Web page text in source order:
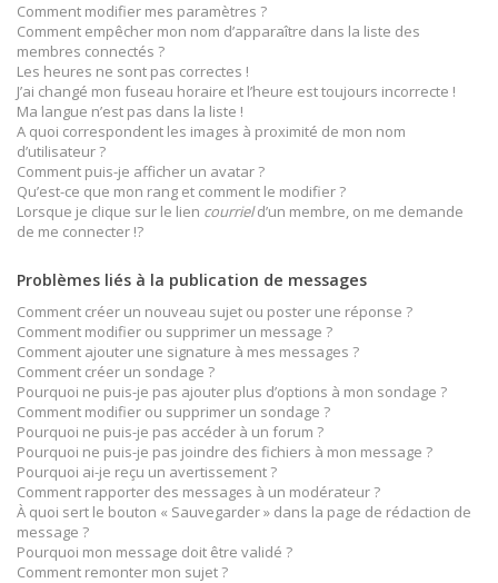
Comment modifier mes paramètres ?
Comment empêcher mon nom d’apparaître dans la liste des
membres connectés ?
Les heures ne sont pas correctes !
J’ai changé mon fuseau horaire et l’heure est toujours incorrecte !
Ma langue n’est pas dans la liste !
A quoi correspondent les images à proximité de mon nom
d’utilisateur ?
Comment puis-je afficher un avatar ?
Qu’est-ce que mon rang et comment le modifier ?
Lorsque je clique sur le lien courrield’un membre, on me demande
de me connecter !?
Problèmes liés à la publication de messages
Comment créer un nouveau sujet ou poster une réponse ?
Comment modifier ou supprimer un message ?
Comment ajouter une signature à mes messages ?
Comment créer un sondage ?
Pourquoi ne puis-je pas ajouter plus d’options à mon sondage ?
Comment modifier ou supprimer un sondage ?
Pourquoi ne puis-je pas accéder à un forum ?
Pourquoi ne puis-je pas joindre des fichiers à mon message ?
Pourquoi ai-je reçu un avertissement ?
Comment rapporter des messages à un modérateur ?
À quoi sert le bouton « Sauvegarder » dans la page de rédaction de
message ?
Pourquoi mon message doit être validé ?
Comment remonter mon sujet ?